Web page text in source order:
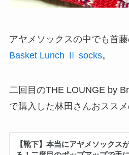
アヤメソックスの中でも首
Basket Lunch Ⅱ socks。
二回目のTHE LOUNGE by
で購入した林田さんおスス